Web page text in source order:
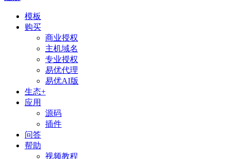
模板
购买
商业授权
主机域名
专业授权
易优代理
易优AI版
生态+
应用
源码
插件
问答
帮助
视频教程